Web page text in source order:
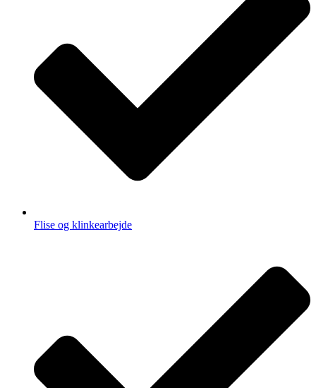
Flise og klinkearbejde